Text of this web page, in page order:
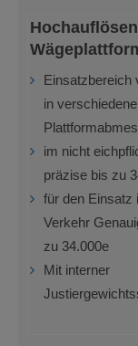
Einsatzbereich
in
im nicht
präzise bis zu
für den Einsatz
Verkehr
zu 34.000e
Mit interner